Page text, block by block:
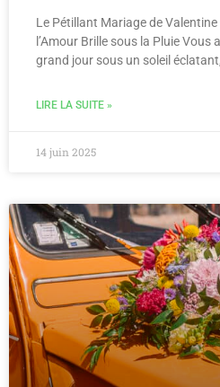
Le Pétillant Mariage de
l’Amour Brille sous la Pluie Vous
grand jour sous un soleil éclatant,
LIRE LA SUITE »
14 juin 2025